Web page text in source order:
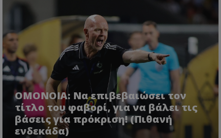
ΟΜΟΝΟΙΑ: Να επιβεβαιώσει τον
τίτλο του φαβορί, για να βάλει τις
βάσεις για πρόκριση! (Πιθανή
ενδεκάδα)